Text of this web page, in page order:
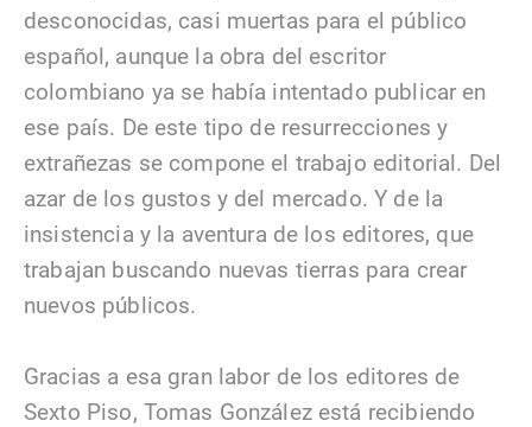
desconocidas, casi muertas para el público
español, aunque la obra del escritor
colombiano ya se había intentado publicar en
ese país. De este tipo de resurrecciones y
extrañezas se compone el trabajo editorial. Del
azar de los gustos y del mercado. Y de la
insistencia y la aventura de los editores, que
trabajan buscando nuevas tierras para crear
nuevos públicos.
Gracias a esa gran labor de los editores de
Sexto Piso, Tomas González está recibiendo